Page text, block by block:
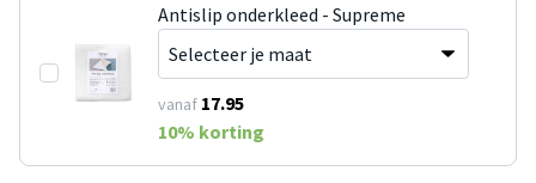
Antislip onderkleed - Supreme
vanaf 17.95
10% korting